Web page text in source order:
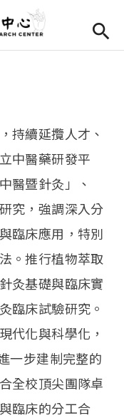
持續延攬人才、
中醫藥研發平
醫暨針灸」、
究，強調深入分
臨床應用，特別
。推行植物萃取
灸基礎與臨床實
臨床試驗研究。
代化與科學化，
一步建制完整的
全校頂尖團隊卓
臨床的分工合